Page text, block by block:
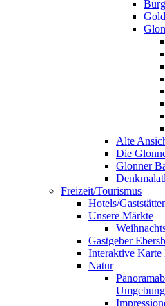
Alte
Die
Glonner
Freizeit/Tourismus
Hotels/
Unsere Märkte
Gastgeber
Interaktive Karte
Natur
Umgebung